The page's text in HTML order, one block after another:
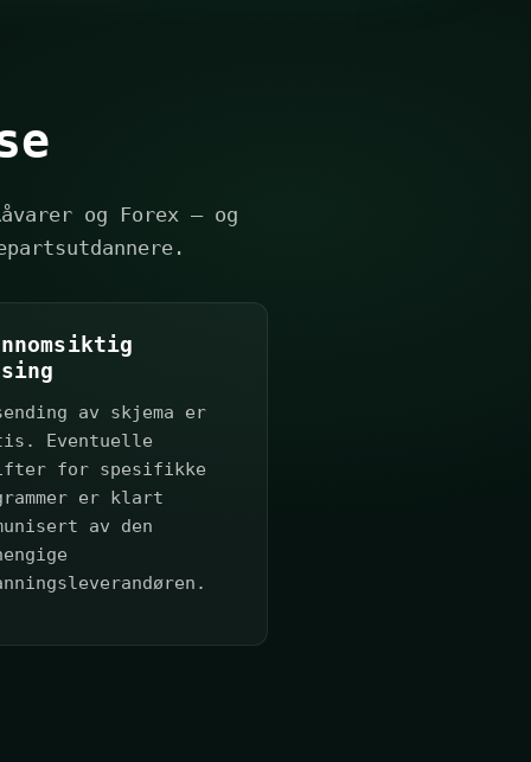
og Forex — og
av skjema er
Eventuelle
for spesifikke
er klart
av den